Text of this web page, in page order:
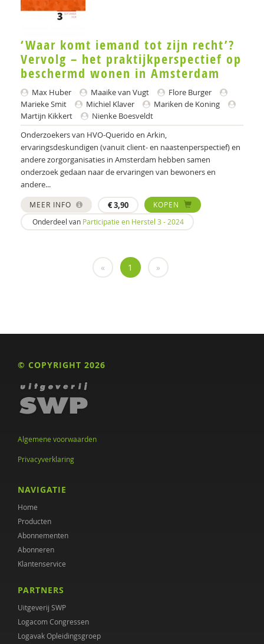
LIDIE
Amandus in Beernem
Miranda
Movisie
MSW
Politie
psychiater
Schrijven
Valente
Wim
Nona (J. Hiemstra)
Jeugdautoriteit (JA)
Annet Aalbers
Sebastian Abdallah
Ruud Abma
Tineke Abma
Sheila Adjiembaks
Enikö agy
Marcel van Aken
Monique Al
Wendy Albers
‘Waar komt iemand tot zijn recht’?
Vervolg – het praktijkperspectief op
beschermd wonen in Amsterdam
Max Huber Maaike van Vugt
Flore Burger
Marieke Smit
Michiel Klaver
Mariken de Koning
Martijn Kikkert
Nienke Boesveldt
Onderzoekers van HVO-Querido en Arkin,
ervaringsdeskundigen (vanuit client- en naastenperspectief) en
andere zorgorganisaties in Amsterdam hebben samen
onderzoek gedaan naar de ervaringen van bewoners en
andere...
MEER INFO €3,90
KOPEN
Onderdeel van Participatie en Herstel 3 - 2024
« 1 »
© COPYRIGHT 2026
Algemene voorwaarden
Privacyverklaring
NAVIGATIE
Home
Producten
Abonnementen
Abonneren
Klantenservice
PARTNERS
Uitgeverij SWP
Logacom Congressen
Logavak Opleidingsgroep